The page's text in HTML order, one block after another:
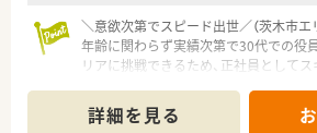
＼意欲次第でスピード出世／（茨木市エ
年齢に関わらず実績次第で30代での役
リアに挑戦できるため、正社員として
＊------------------------------------------＊
詳細を見る